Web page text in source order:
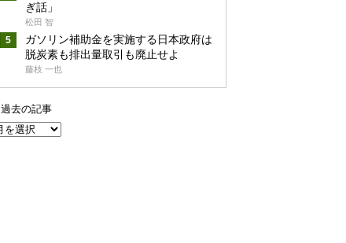
ぎ話」
松田 智
ガソリン補助金を実施する日本政府は
脱炭素も排出量取引も廃止せよ
藤枝 一也
過去の記事